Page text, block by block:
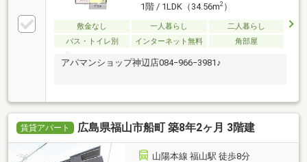
1階 / 1LDK（34.56m2）
敷金なし 一人暮らし
二人暮らし
バス・トイレ別
インターネット無料 角部屋
アパマンショップ神辺店084−966−3981♪
賃貸アパート 広島県福山市船町 築8年2ヶ月 3階建
山陽本線 福山駅 徒歩8分